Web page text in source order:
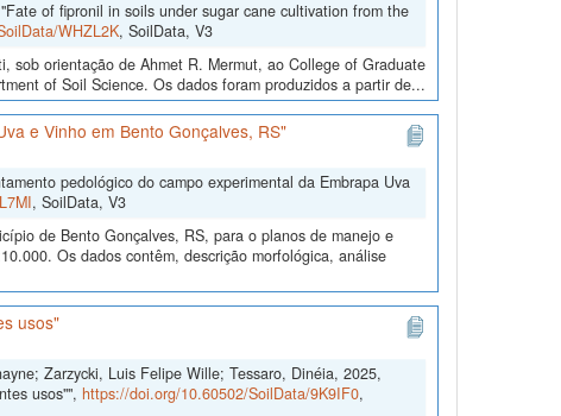
of fipronil in soils under sugar cane cultivation from the
WHZL2K, SoilData, V3
sob orientação de Ahmet R. Mermut, ao College of Graduate
of Soil Science. Os dados foram produzidos a partir de...
e Vinho em Bento Gonçalves, RS"
pedológico do campo experimental da Embrapa Uva
, SoilData, V3
de Bento Gonçalves, RS, para o planos de manejo e
Os dados contêm, descrição morfológica, análise
usos"
Zarzycki, Luis Felipe Wille; Tessaro, Dinéia, 2025,
usos"", https://doi.org/10.60502/SoilData/9K9IF0,